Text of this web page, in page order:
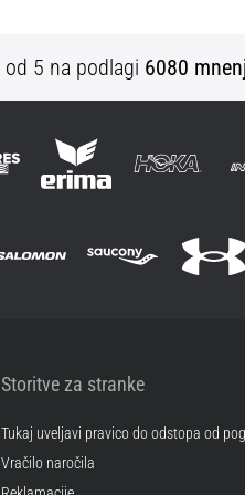
od 5 na podlagi 6080 mnenj
Storitve za stranke
Tukaj uveljavi pravico do odstopa od
Vračilo naročila